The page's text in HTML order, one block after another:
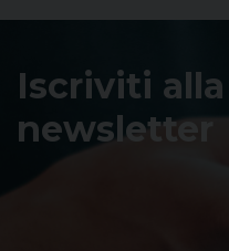
Iscriviti
newsletter